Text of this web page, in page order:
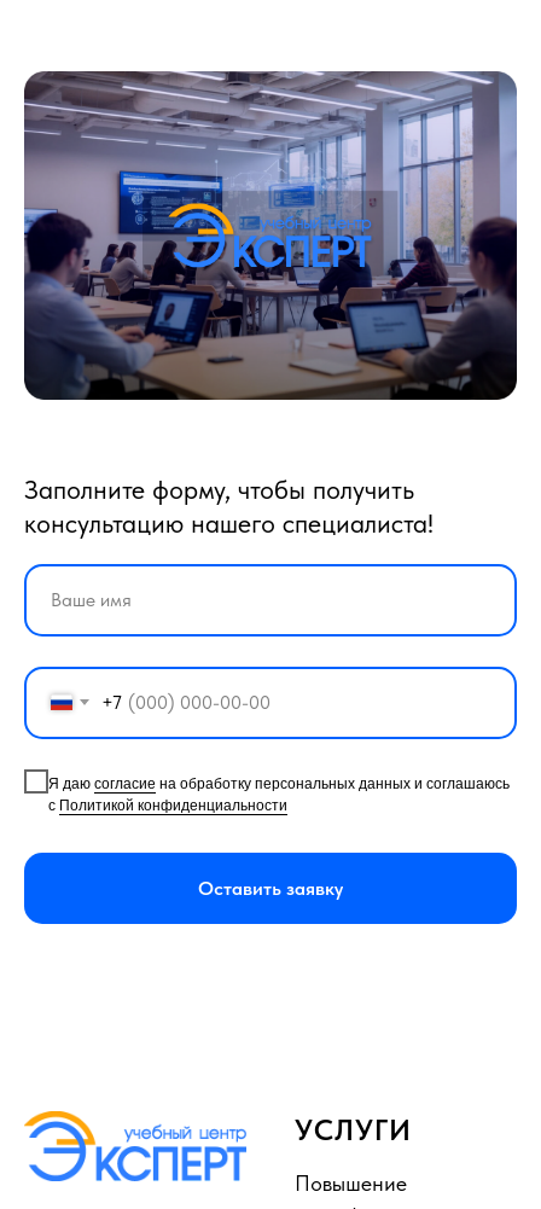
Заполните форму, чтобы получить
консультацию нашего специалиста!
+7
Я даю согласие на обработку персональных данных и соглашаюсь
с Политикой конфиденциальности
Оставить заявку
УСЛУГИ
Повышение